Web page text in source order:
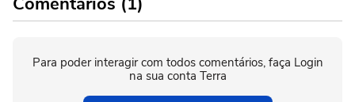
Para poder interagir com todos comentários, faça Login
na sua conta Terra